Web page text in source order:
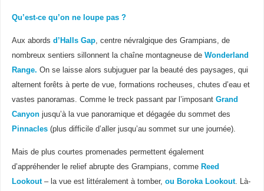
Qu’est-ce qu’on ne loupe pas ?
Aux abords d’Halls Gap, centre névralgique des Grampians, de
nombreux sentiers sillonnent la chaîne montagneuse de Wonderland
Range. On se laisse alors subjuguer par la beauté des paysages, qui
alternent forêts à perte de vue, formations rocheuses, chutes d’eau et
vastes panoramas. Comme le treck passant par l’imposant Grand
Canyonjusqu’à la vue panoramique et dégagée du sommet des
Pinnacles (plus difficile d’aller jusqu’au sommet sur une journée).
Mais de plus courtes promenades permettent également
d’appréhender le relief abrupte des Grampians, comme Reed
Lookout– la vue est littéralement à tomber, ou Boroka Lookout. Là-